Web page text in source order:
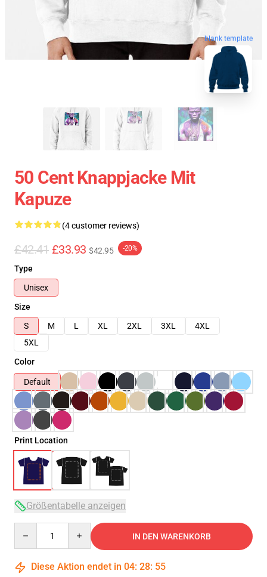
blank template
50 Cent Knappjacke Mit
Kapuze
(4 customer reviews)
£42.41 £33.93 $42.95 -20%
Type
Unisex
Size
S
M L XL 2XL 3XL
4XL
5XL
Color
Default
Print Location
Größentabelle anzeigen
IN DEN WARENKORB
Diese Aktion endet in 04: 28: 54